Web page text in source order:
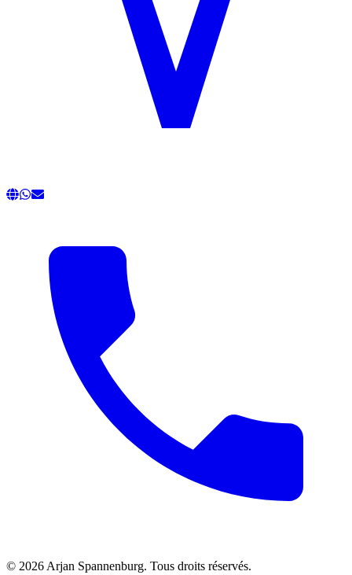
© 2026 Arjan Spannenburg. Tous droits réservés.